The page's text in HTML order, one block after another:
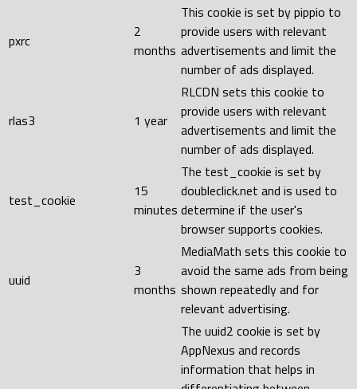
pxrc
2
months
This cookie is set by pippio to
provide users with relevant
advertisements and limit the
number of ads displayed.
rlas3 1 year
RLCDN sets this cookie to
provide users with relevant
advertisements and limit the
number of ads displayed.
test_cookie
15
minutes
The test_cookie is set by
doubleclick.net and is used to
determine if the user's
browser supports cookies.
uuid
3
months
MediaMath sets this cookie to
avoid the same ads from being
shown repeatedly and for
relevant advertising.
The uuid2 cookie is set by
AppNexus and records
information that helps in